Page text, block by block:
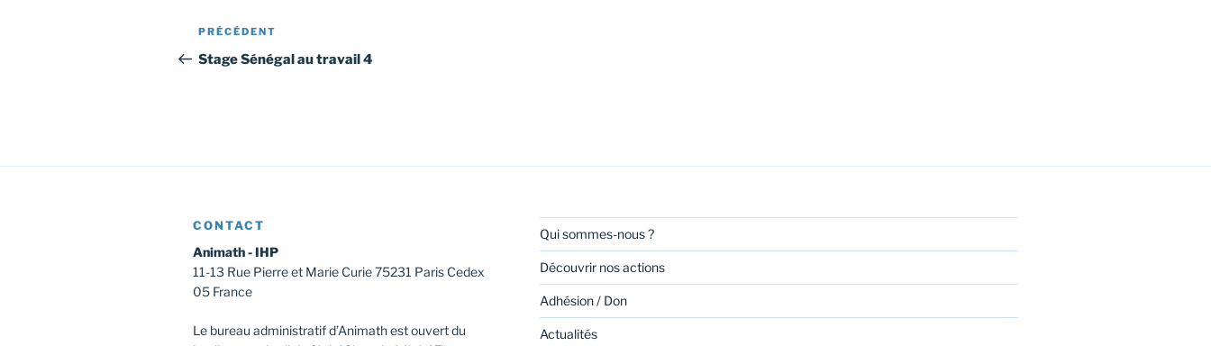
Navigation
de
Article
précédent
PRÉCÉDENT
Stage Sénégal au travail 4
CONTACT
Animath - IHP
11-13 Rue Pierre et Marie Curie 75231 Paris Cedex
05 France
Le bureau administratif d’Animath est ouvert du
Qui sommes-nous ?
Découvrir nos actions
Adhésion / Don
Actualités